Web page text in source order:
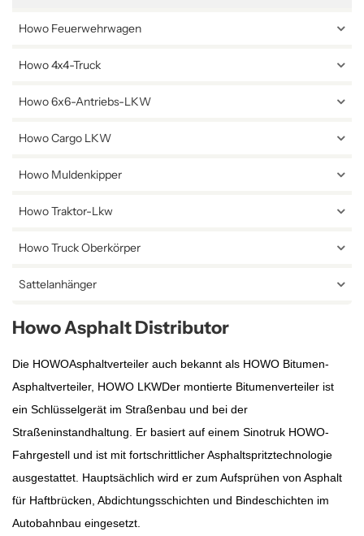
Howo Feuerwehrwagen
Howo 4x4-Truck
Howo 6x6-Antriebs-LKW
Howo Cargo LKW
Howo Muldenkipper
Howo Traktor-Lkw
Howo Truck Oberkörper
Sattelanhänger
Howo Asphalt Distributor
Die HOWOAsphaltverteiler auch bekannt als HOWO Bitumen-
Asphaltverteiler, HOWO LKWDer montierte Bitumenverteiler ist
ein Schlüsselgerät im Straßenbau und bei der
Straßeninstandhaltung. Er basiert auf einem Sinotruk HOWO-
Fahrgestell und ist mit fortschrittlicher Asphaltspritztechnologie
ausgestattet. Hauptsächlich wird er zum Aufsprühen von Asphalt
für Haftbrücken, Abdichtungsschichten und Bindeschichten im
Autobahnbau eingesetzt.